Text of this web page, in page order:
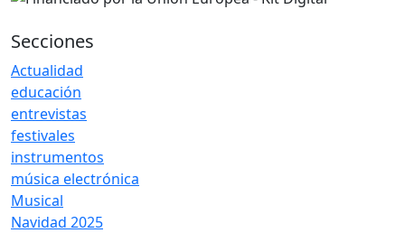
Secciones
Actualidad
educación
entrevistas
festivales
instrumentos
música electrónica
Musical
Navidad 2025